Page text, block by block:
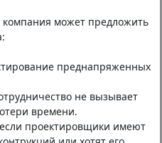
компания может предложить
преднапряженных
не вызывает
времени.
проектировщики имеют